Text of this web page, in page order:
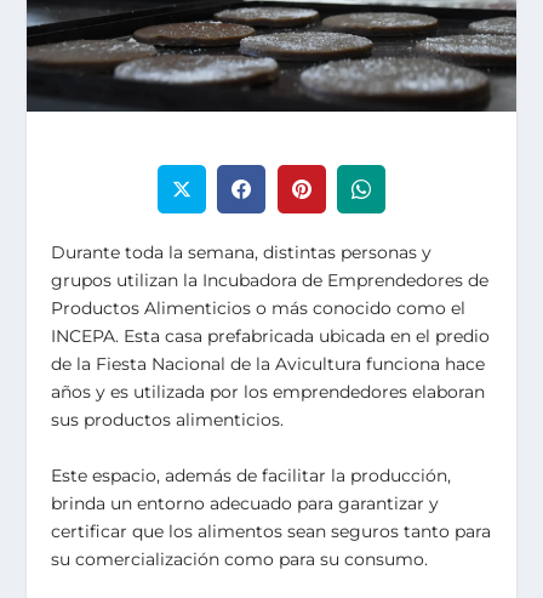
Durante toda la semana, distintas personas y
grupos utilizan la Incubadora de Emprendedores de
Productos Alimenticios o más conocido como el
INCEPA. Esta casa prefabricada ubicada en el predio
de la Fiesta Nacional de la Avicultura funciona hace
años y es utilizada por los emprendedores elaboran
sus productos alimenticios.
Este espacio, además de facilitar la producción,
brinda un entorno adecuado para garantizar y
certificar que los alimentos sean seguros tanto para
su comercialización como para su consumo.